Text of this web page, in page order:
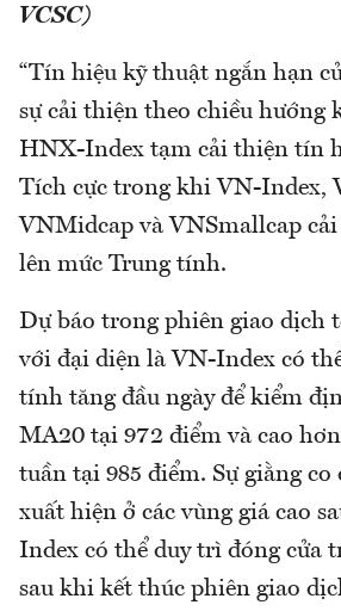
VCSC)
“Tín hiệu kỹ thuật ngắn hạn
sự cải thiện theo chiều hướng
HNX-Index tạm cải thiện tín
Tích cực trong khi VN-Index,
VNMidcap và VNSmallcap
lên mức Trung tính.
Dự báo trong phiên giao dịch
với đại diện là VN-Index có
tính tăng đầu ngày để kiểm
MA20 tại 972 điểm và cao
tuần tại 985 điểm. Sự giằng co
xuất hiện ở các vùng giá cao
Index có thể duy trì đóng cửa
sau khi kết thúc phiên giao